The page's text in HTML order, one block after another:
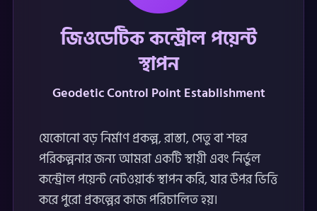
জিওডেটিক কন্ট্রোল পয়েন্ট
স্থাপন
Geodetic Control Point Establishment
যেকোনো বড় নির্মাণ প্রকল্প, রাস্তা, সেতু বা শহর
পরিকল্পনার জন্য আমরা একটি স্থায়ী এবং নির্ভুল
কন্ট্রোল পয়েন্ট নেটওয়ার্ক স্থাপন করি, যার উপর ভিত্তি
করে পুরো প্রকল্পের কাজ পরিচালিত হয়।